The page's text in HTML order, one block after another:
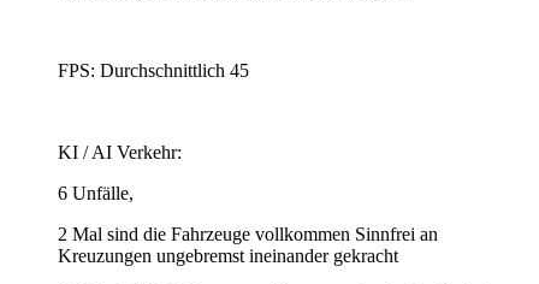
FPS: Durchschnittlich 45
KI / AI Verkehr:
6 Unfälle,
2 Mal sind die Fahrzeuge vollkommen Sinnfrei an
Kreuzungen ungebremst ineinander gekracht